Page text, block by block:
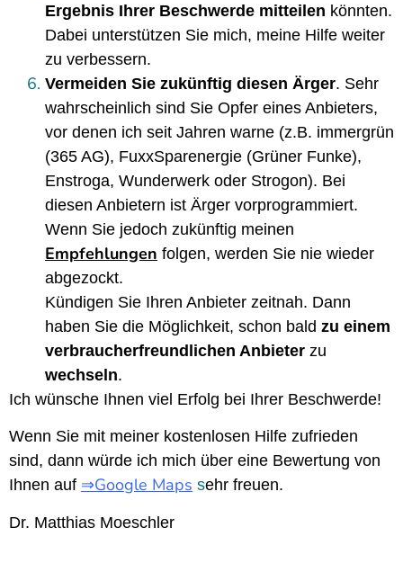
Ergebnis Ihrer Beschwerde mitteilen könnten.
Dabei unterstützen Sie mich, meine Hilfe weiter
zu verbessern.
Vermeiden Sie zukünftig diesen Ärger. Sehr
wahrscheinlich sind Sie Opfer eines Anbieters,
vor denen ich seit Jahren warne (z.B. immergrün
(365 AG), FuxxSparenergie (Grüner Funke),
Enstroga, Wunderwerk oder Strogon). Bei
diesen Anbietern ist Ärger vorprogrammiert.
Wenn Sie jedoch zukünftig meinen
Empfehlungen folgen, werden Sie nie wieder
abgezockt.
Kündigen Sie Ihren Anbieter zeitnah. Dann
haben Sie die Möglichkeit, schon bald zu einem
verbraucherfreundlichen Anbieter zu
wechseln.
Ich wünsche Ihnen viel Erfolg bei Ihrer Beschwerde!
Wenn Sie mit meiner kostenlosen Hilfe zufrieden
sind, dann würde ich mich über eine Bewertung von
Ihnen auf ⇒Google Maps sehr freuen.
Dr. Matthias Moeschler